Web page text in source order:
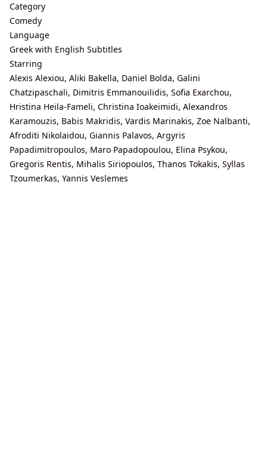
Category
Comedy
Language
Greek with English Subtitles
Starring
Alexis Alexiou, Aliki Bakella, Daniel Bolda, Galini
Chatzipaschali, Dimitris Emmanouilidis, Sofia Exarchou,
Hristina Heila-Fameli, Christina Ioakeimidi, Alexandros
Karamouzis, Babis Makridis, Vardis Marinakis, Zoe Nalbanti,
Afroditi Nikolaidou, Giannis Palavos, Argyris
Papadimitropoulos, Maro Papadopoulou, Elina Psykou,
Gregoris Rentis, Mihalis Siriopoulos, Thanos Tokakis, Syllas
Tzoumerkas, Yannis Veslemes